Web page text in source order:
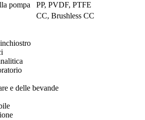
pompa
PP, PVDF, PTFE
CC, Brushless CC
e delle bevande